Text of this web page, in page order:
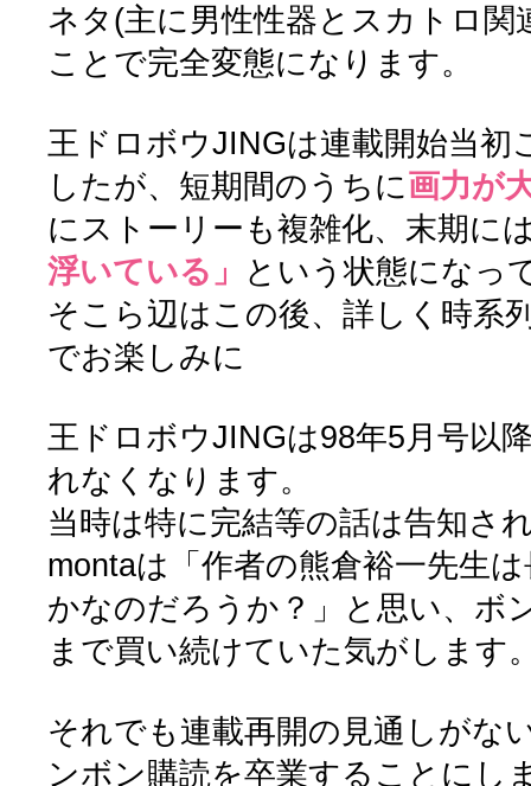
ネタ(主に男性性器とスカトロ
ことで完全変態になります。
王ドロボウJINGは連載開始当初
したが、短期間のうちに画力が
にストーリーも複雑化、末期に
浮いている」
という状態になっ
そこら辺はこの後、詳しく時系
でお楽しみに
王ドロボウJINGは98年5月号以
れなくなります。
当時は特に完結等の話は告知さ
montaは「作者の熊倉裕一先生
かなのだろうか？」と思い、ボ
まで買い続けていた気がします
それでも連載再開の見通しがな
ンボン購読を卒業することにし